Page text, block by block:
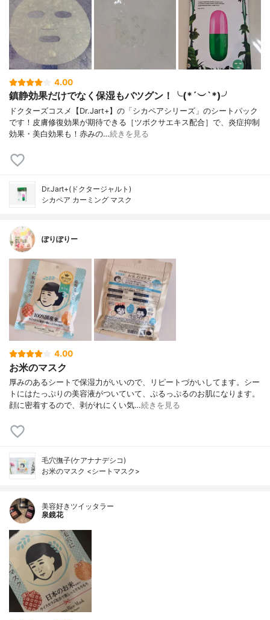
4.00
鎮静効果だけでなく保湿もバツグン！╰(*´︶`*)╯
ドクターズコスメ【Dr.Jart+】の「シカペアシリーズ」のシートパック
です！皮膚修復効果が期待できる［ツボクサエキス配合］で、炎症抑制
効果・美白効果も！赤みの…続きを見る
Dr.Jart+(ドクタージャルト)
シカペア カーミング マスク
ぽりぽりー
4.00
お米のマスク
厚みのあるシートで保湿力がいいので、リピートづかいしてます。シー
トにはたっぷりの美容液がついていて、ぷるっぷるのお肌になります。
顔に密着するので、剥がれにくい気…続きを見る
毛穴撫子(ケアナナデシコ)
お米のマスク <シートマスク>
美容好きツイッタラー
泉鏡花